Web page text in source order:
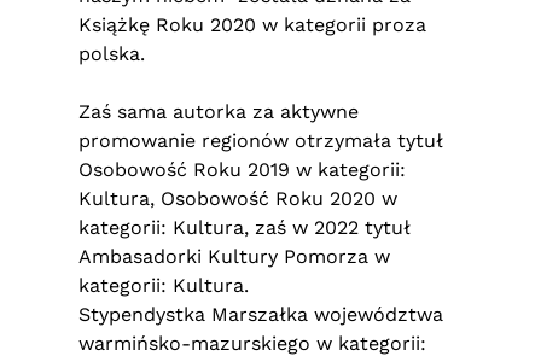
Książkę Roku 2020 w kategorii proza
polska.
Zaś sama autorka za aktywne
promowanie regionów otrzymała tytuł
Osobowość Roku 2019 w kategorii:
Kultura, Osobowość Roku 2020 w
kategorii: Kultura, zaś w 2022 tytuł
Ambasadorki Kultury Pomorza w
kategorii: Kultura.
Stypendystka Marszałka województwa
warmińsko-mazurskiego w kategorii: